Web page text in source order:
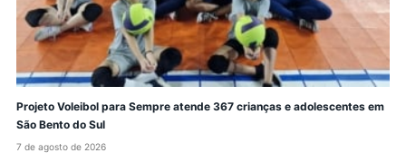
Projeto Voleibol para Sempre atende 367 crianças e adolescentes em
São Bento do Sul
7 de agosto de 2026